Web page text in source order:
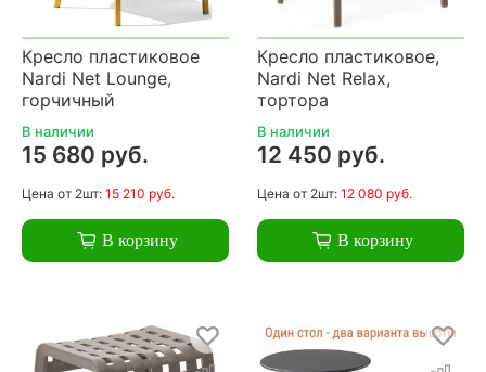
Кресло пластиковое
Nardi Net Lounge,
горчичный
В наличии
15 680 руб.
Цена от 2шт: 15 210 руб.
В корзину
Кресло пластиковое,
Nardi Net Relax,
тортора
В наличии
12 450 руб.
Цена от 2шт: 12 080 руб.
В корзину